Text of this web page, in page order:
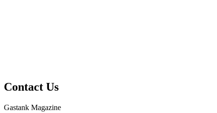
Contact Us
Gastank Magazine